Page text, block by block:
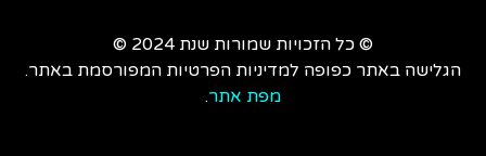
© כל הזכויות שמורות שנת 2024 ©
הגלישה באתר כפופה למדיניות הפרטיות המפורסמת באתר.
מפת אתר.